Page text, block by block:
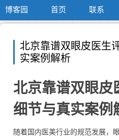
博客园 首页 联系
北京靠谱双眼皮医生
实案例解析
北京靠谱双眼皮
细节与真实案例
随着国内医美行业的规范发展，